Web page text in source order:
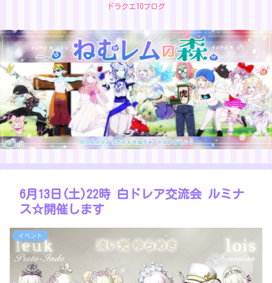
ドラクエ10ブログ
6月13日(土)22時 白ドレア交流会 ルミナ
ス☆開催します
イベント